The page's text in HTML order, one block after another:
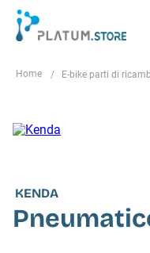
E-bike parti di
KENDA